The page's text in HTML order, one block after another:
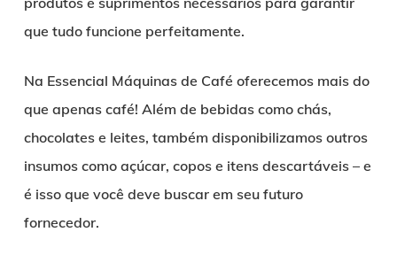
que tudo funcione perfeitamente.
Na Essencial Máquinas de Café oferecemos mais do
que apenas café! Além de bebidas como chás,
chocolates e leites, também disponibilizamos outros
insumos como açúcar, copos e itens descartáveis – e
é isso que você deve buscar em seu futuro
fornecedor.